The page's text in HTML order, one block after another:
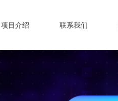
项目介绍 联系我们